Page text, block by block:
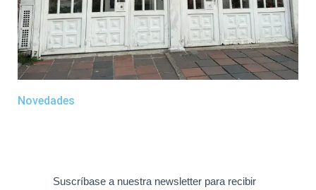
Novedades
Suscríbase a nuestra newsletter para recibir